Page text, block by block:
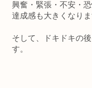
興奮・緊張・不安・
達成感も大きくなりま
そして、
ドキドキの
す。